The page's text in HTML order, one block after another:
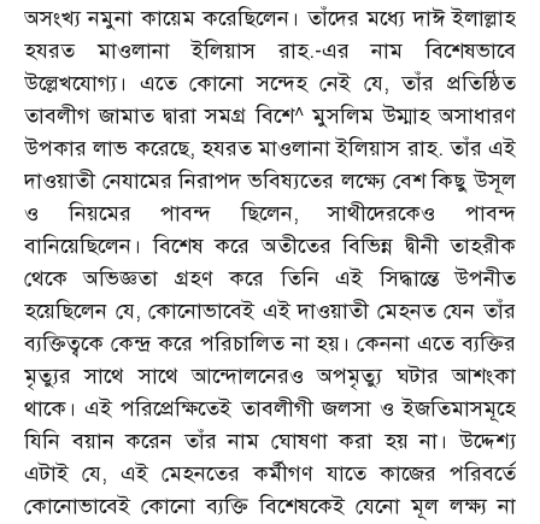
অসংখ্য নমুনা কায়েম করেছিলেন। তাঁদের মধ্যে দাঈ ইলাল্লাহ
হযরত মাওলানা ইলিয়াস রাহ.-এর নাম বিশেষভাবে
উল্লেখযোগ্য। এতে কোনো সন্দেহ নেই যে, তাঁর প্রতিষ্ঠিত
তাবলীগ জামাত দ্বারা সমগ্র বিশে^ মুসলিম উম্মাহ অসাধারণ
উপকার লাভ করেছে, হযরত মাওলানা ইলিয়াস রাহ. তাঁর এই
দাওয়াতী নেযামের নিরাপদ ভবিষ্যতের লক্ষ্যে বেশ কিছু উসূল
ও নিয়মের পাবন্দ ছিলেন, সাথীদেরকেও পাবন্দ
বানিয়েছিলেন। বিশেষ করে অতীতের বিভিন্ন দ্বীনী তাহরীক
থেকে অভিজ্ঞতা গ্রহণ করে তিনি এই সিদ্ধান্তে উপনীত
হয়েছিলেন যে, কোনোভাবেই এই দাওয়াতী মেহনত যেন তাঁর
ব্যক্তিত্বকে কেন্দ্র করে পরিচালিত না হয়। কেননা এতে ব্যক্তির
মৃত্যুর সাথে সাথে আন্দোলনেরও অপমৃত্যু ঘটার আশংকা
থাকে। এই পরিপ্রেক্ষিতেই তাবলীগী জলসা ও ইজতিমাসমূহে
যিনি বয়ান করেন তাঁর নাম ঘোষণা করা হয় না। উদ্দেশ্য
এটাই যে, এই মেহনতের কর্মীগণ যাতে কাজের পরিবর্তে
কোনোভাবেই কোনো ব্যক্তি বিশেষকেই যেনো মূল লক্ষ্য না